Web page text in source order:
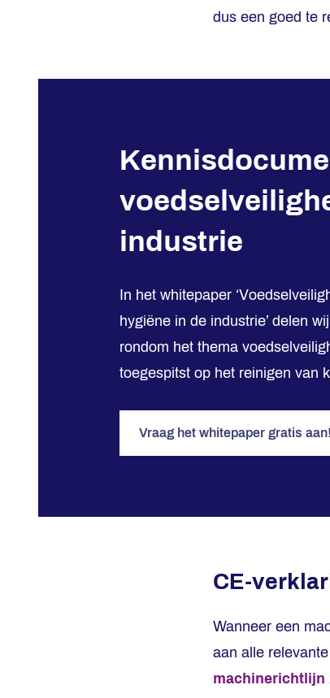
dus een goed te
industrie
In het whitepaper
hygiëne in de industrie’ delen
rondom het thema
toegespitst op het reinigen van
Vraag het whitepaper gratis aan!
CE-
Wanneer een
aan alle
machinerichtlijn